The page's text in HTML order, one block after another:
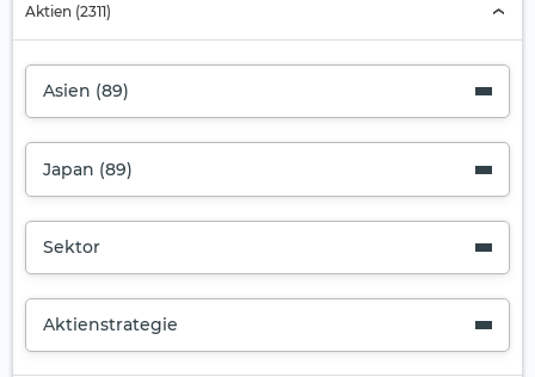
Aktien (2311)
Asien (89)
Japan (89)
Sektor
Aktienstrategie